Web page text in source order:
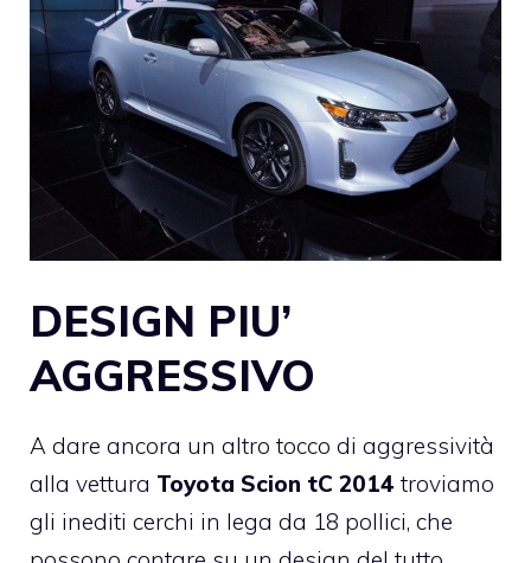
DESIGN PIU’
AGGRESSIVO
A dare ancora un altro tocco di aggressività
alla vettura Toyota Scion tC 2014 troviamo
gli inediti cerchi in lega da 18 pollici, che